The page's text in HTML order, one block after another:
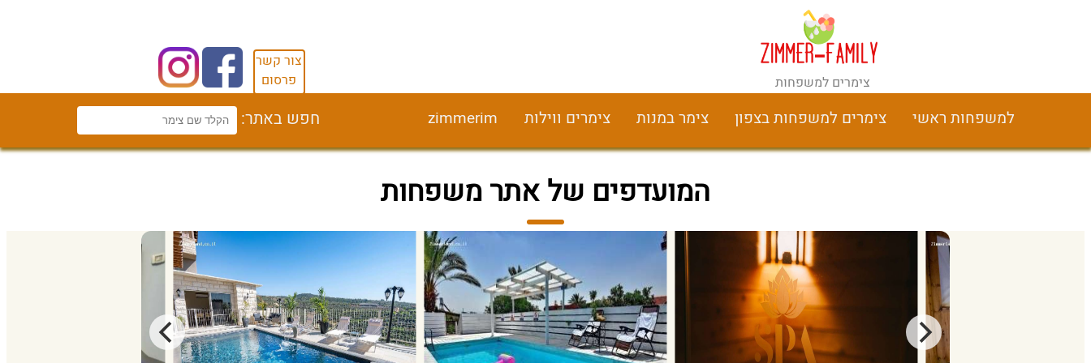
צימרים למשפחות
צור קשר
פרסום
למשפחות ראשי צימרים למשפחות בצפון צימר במנות צימרים ווילות zimmerim חפש באתר:
המועדפים של אתר משפחות